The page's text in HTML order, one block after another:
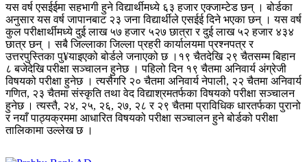
यस वर्ष एसईईमा सहभागी हुने विद्यार्थीमध्ये ६३ हजार एक्जाम्टेड छन् । बोर्डका
अनुसार यस वर्ष जापानबाट २३ जना विद्यार्थीले एसईई दिने भएका छन् । यस वर्ष
कुल परीक्षार्थीमध्ये दुई लाख ५७ हजार ५२७ छात्रा र दुई लाख ५२ हजार ४३४
छात्र छन् । सबै जिल्लाका जिल्ला प्रहरी कार्यालयमा प्रश्नपत्र र
उत्तरपुस्तिका पु¥याइएको बोर्डले जनाएको छ ।१९ चैतदेखि २९ चैतसम्म बिहान
८ बजेदेखि परीक्षा सञ्चालन हुनेछ । पहिलो दिन १९ चैतमा अनिवार्य अंग्रेजी
विषयको परीक्षा हुनेछ । त्यसैगरि २० चैतमा अनिवार्य नेपाली, २२ चैतमा अनिवार्य
गणित, २३ चैतमा संस्कृति तथा वेद विद्याश्रमतर्फका विषयको परीक्षा सञ्चालन
हुनेछ । त्यस्तै, २४, २५, २६, २७, २८ र २९ चैतमा प्राविधिक धारतर्फका पुरानो
र नयाँ पाठ्यक्रममा आधारित विषयको परीक्षा सञ्चालन हुने बोर्डको परीक्षा
तालिकामा उल्लेख छ ।